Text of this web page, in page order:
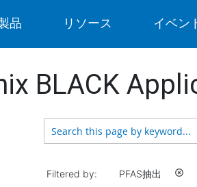
品 リソース イベン
BLACK
Filtered by: PFAS抽出 highlight_off